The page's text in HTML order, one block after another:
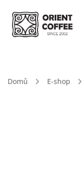
Domů / E-shop /